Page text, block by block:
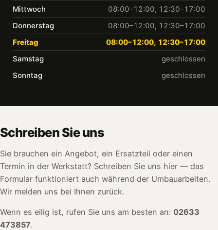
Mittwoch
08:00–12:00, 12:30–17:00
Donnerstag
08:00–12:00, 12:30–17:00
Freitag
08:00–12:00, 12:30–17:00
Samstag
geschlossen
Sonntag
geschlossen
Schreiben Sie uns
Sie brauchen ein Angebot, ein Ersatzteil oder einen
Termin in der Werkstatt? Schreiben Sie uns hier — das
Formular funktioniert auch während der Umbauarbeiten.
Wir melden uns bei Ihnen zurück.
Wenn es eilig ist, rufen Sie uns am besten an: 02633
473857.